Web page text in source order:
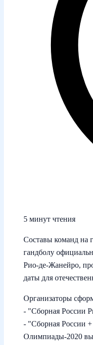
5 минут чтения
Составы команд на
гандболу
Рио‑де‑Жанейро,
даты для
Организаторы
- "Сборная России
- "Сборная России +
Олимпиады‑2020